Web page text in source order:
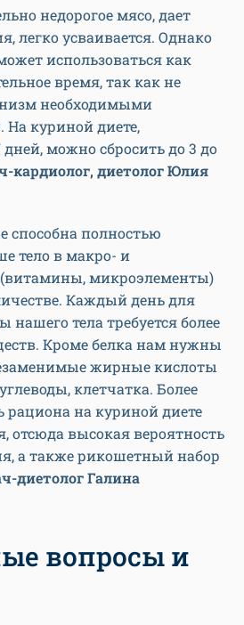
недорогое мясо, дает
легко усваивается. Однако
использоваться как
время, так как не
необходимыми
куриной диете,
можно сбросить до 3 до
кардиолог, диетолог Юлия
способна полностью
тело в макро- и
микроэлементы)
Каждый день для
тела требуется более
Кроме белка нам нужны
жирные кислоты
клетчатка. Более
рациона на куриной диете
отсюда высокая вероятность
а также рикошетный набор
диетолог Галина
вопросы и